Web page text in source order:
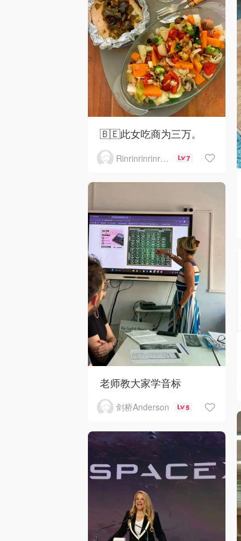
🇧🇪此女吃商为三万。
Rinrinrinrinrinrinrin 7
老师教大家学音标
剑桥Anderson 5